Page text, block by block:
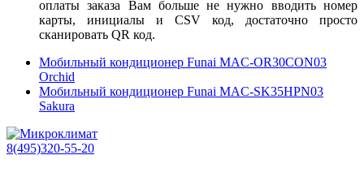
оплаты заказа Вам больше не нужно вводить номер
карты, инициалы и CSV код, достаточно просто
сканировать QR код.
Мобильный кондиционер Funai MAC-OR30CON03
Orchid
Мобильный кондиционер Funai MAC-SK35HPN03
Sakura
8(495)320-55-20